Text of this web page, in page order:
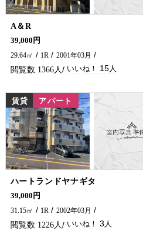
A＆R
学生さん・単身の方におすすめのアパートです★ 光インターネット無料、エアコン・ウォシュレットも完備！ コンビニ・スーパー近くにあります(^^)/ 延岡市で賃貸物件・アパートをお探しなら、五ヶ瀬不動産へお問い合わせください！！
39,000円
29.64㎡
1R 2001年03月
1366 15
賃貸 アパート
ハートランドヤナギタ
学生さん・単身の方におすすめのアパートです！ 光インターネット無料、女性の方にも安心なオートロック付(^^)/ 近くにはコンビニ・スーパーもあり便利な場所です♪ 延岡市で賃貸物件・アパートをお探しなら、五ヶ瀬不動産へお問い合わせください！！
39,000円
31.15㎡
1R 2002年03月
1226 3